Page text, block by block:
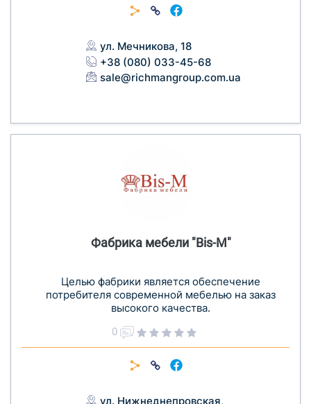
ул. Мечникова, 18
+38 (080) 033-45-68
sale@richmangroup.com.ua
Фабрика мебели "Bis-M"
Целью фабрики является обеспечение
потребителя современной мебелью на заказ
высокого качества.
0
ул. Нижнеднепровская,